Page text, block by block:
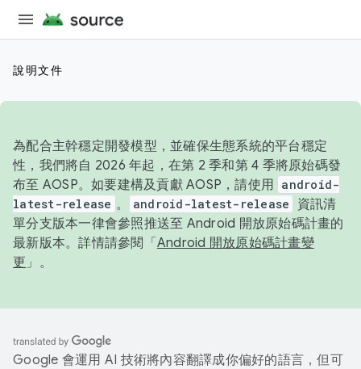
說明文件
為配合主幹穩定開發模型，並確保生態系統的平台穩定
性，我們將自 2026 年起，在第 2 季和第 4 季將原始碼發
布至 AOSP。如要建構及貢獻 AOSP，請使用 android-
latest-release 。 android-latest-release
資訊清
單分支版本一律會參照推送至 Android 開放原始碼計畫的
最新版本。詳情請參閱「 Android 開放原始碼計畫變
更 」。
Google 會運用 AI 技術將內容翻譯成你偏好的語言，但可